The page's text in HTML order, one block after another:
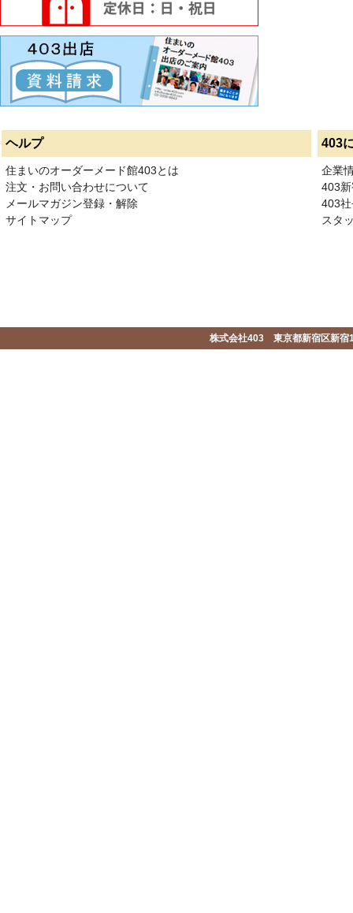
ヘルプ 403
住まいのオーダーメード館403とは
注文・お問い合わせについて
メールマガジン登録・解除
サイトマップ
企業
403
403
スタ
株式会社403 東京都新宿区新